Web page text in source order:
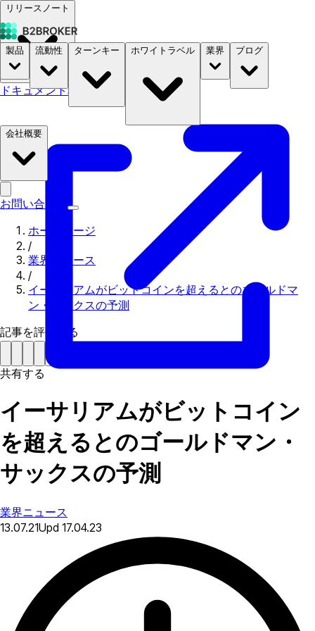
リリースノート
ドキュメント料金 B2STORE
製品 流動性 ターンキー ホワイトラベル 業界 ブログ
会社概要
お問い合わせ
ホームページ
/
業界ニュース
/
イーサリアムがビットコインを超えるとのゴールドマ
ン・サックスの予測
記事を評価する
共有する
イーサリアムがビットコイン
を超えるとのゴールドマン・
サックスの予測
業界ニュース
13.07.21Upd 17.04.23